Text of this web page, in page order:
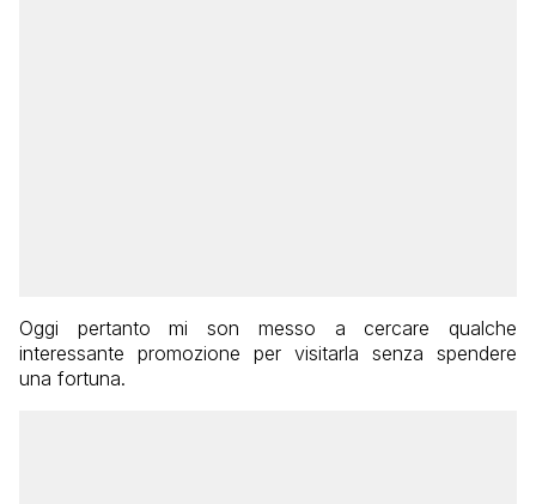
Oggi pertanto mi son messo a cercare qualche
interessante promozione per visitarla senza spendere
una fortuna.